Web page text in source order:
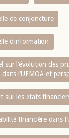
de conjoncture
d‘information
sur l‘évolution des
l‘UEMOA et
sur les états
financière dans